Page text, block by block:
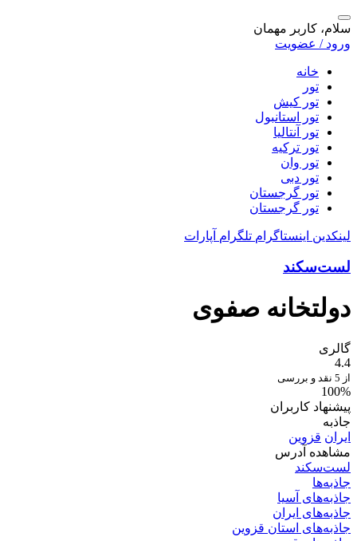
سلام، کاربر مهمان
ورود / عضویت
خانه
تور
تور کیش
تور استانبول
تور آنتالیا
تور ترکیه
تور وان
تور دبی
تور گرجستان
تور گرجستان
لینکدین اینستاگرام تلگرام آپارات
لست‌سکند
دولتخانه صفوی
گالری
4.4
از 5 نقد و بررسی
100%
پیشنهاد کاربران
جاذبه
ایران قزوین
مشاهده آدرس
لست‌سکند
جاذبه‌ها
جاذبه‌های آسیا
جاذبه‌های ایران
جاذبه‌های استان قزوین